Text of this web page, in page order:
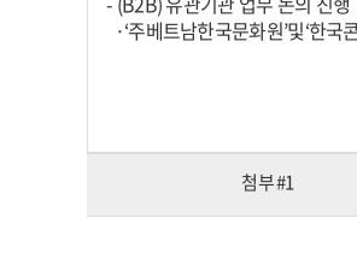
·‘주베트남한국문화원’및‘한
첨부 #1